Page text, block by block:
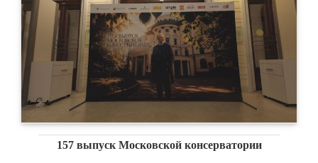
Фрагменты XIV Весеннего бала